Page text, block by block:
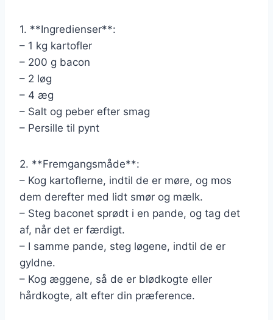
1. **Ingredienser**:
– 1 kg kartofler
– 200 g bacon
– 2 løg
– 4 æg
– Salt og peber efter smag
– Persille til pynt
2. **Fremgangsmåde**:
– Kog kartoflerne, indtil de er møre, og mos
dem derefter med lidt smør og mælk.
– Steg baconet sprødt i en pande, og tag det
af, når det er færdigt.
– I samme pande, steg løgene, indtil de er
gyldne.
– Kog æggene, så de er blødkogte eller
hårdkogte, alt efter din præference.